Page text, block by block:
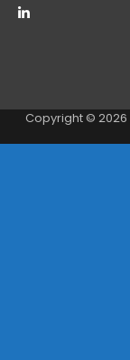
Copyright © 2026